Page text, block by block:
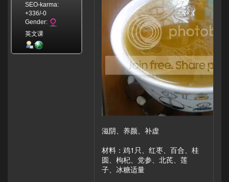
SEO-karma:
+336/-0
Gender:
英文课
滋阴、养颜、补虚
材料：鸡1只、红枣、百合、桂
圆、枸杞、党参、北芪、莲
子、冰糖适量